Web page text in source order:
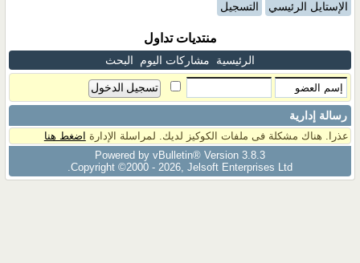
الإستايل الرئيسي التسجيل
منتديات تداول
الرئيسية مشاركات اليوم البحث
رسالة إدارية
عذرا. هناك مشكلة فى ملفات الكوكيز لديك. لمراسلة الإدارة اضغط هنا
Powered by vBulletin® Version 3.8.3
Copyright ©2000 - 2026, Jelsoft Enterprises Ltd.